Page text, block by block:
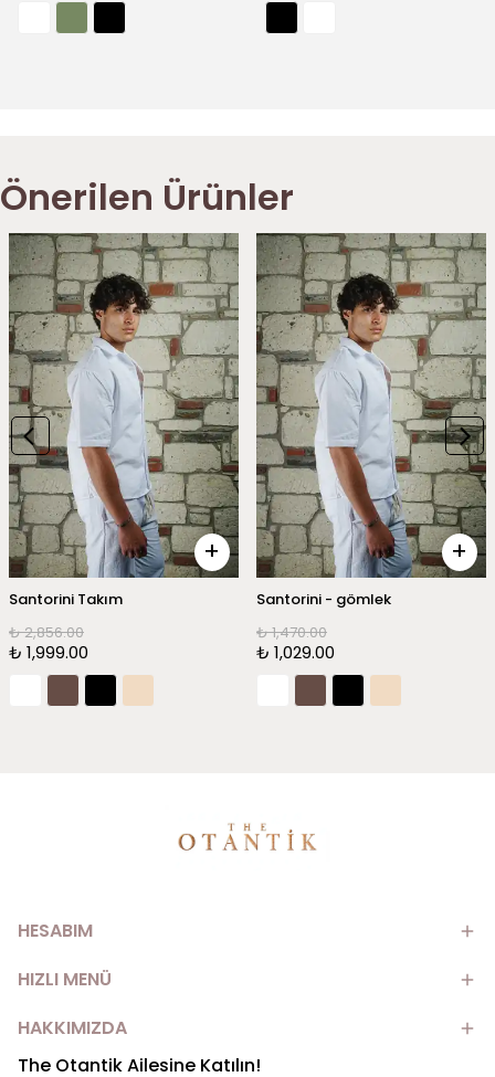
Önerilen Ürünler
Görünümü Satın Alın
Santorini Takım
₺ 2,856.00
₺ 1,999.00
Görünümü Satın Alın
Santorini - gömlek
₺ 1,470.00
₺ 1,029.00
HESABIM
HIZLI MENÜ
HAKKIMIZDA
The Otantik Ailesine Katılın!